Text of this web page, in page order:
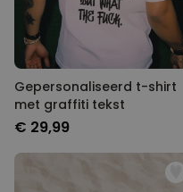
Gepersonaliseerd t-shirt
met graffiti tekst
€ 29,99